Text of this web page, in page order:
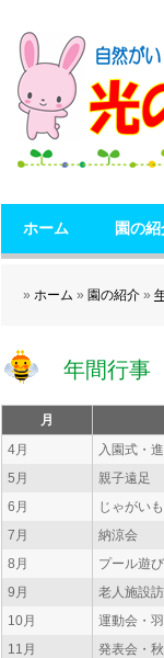
ホーム 園の
» ホーム » 園の紹介 »
年間行事
月
4月
入園式・
5月
親子遠足
6月
じゃがい
7月
納涼会
8月
プール遊び
9月
老人施設
10月
運動会・
11月
発表会・